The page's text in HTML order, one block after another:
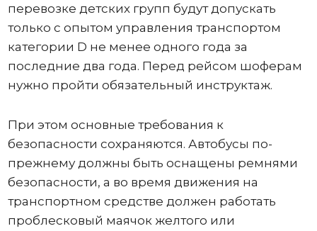
перевозке детских групп будут допускать
только с опытом управления транспортом
категории D не менее одного года за
последние два года. Перед рейсом шоферам
нужно пройти обязательный инструктаж.
При этом основные требования к
безопасности сохраняются. Автобусы по-
прежнему должны быть оснащены ремнями
безопасности, а во время движения на
транспортном средстве должен работать
проблесковый маячок желтого или